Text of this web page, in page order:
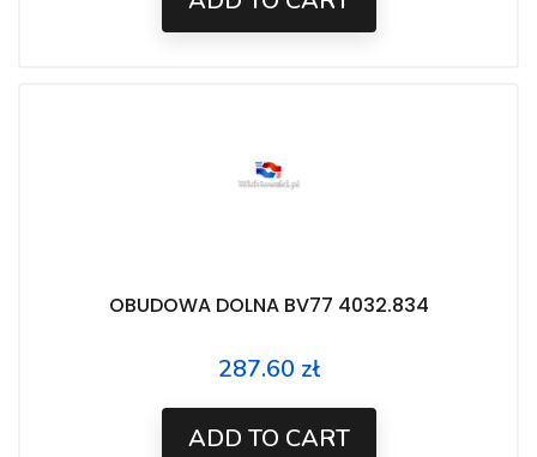
OBUDOWA DOLNA BV77 4032.834
Price
287.60 zł
ADD TO CART